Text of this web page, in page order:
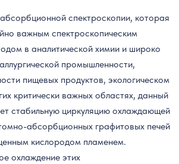
спектроскопии, которая
важным спектроскопическим
в аналитической химии и широко
промышленности,
пищевых продуктов, экологическом
критически важных областях, данный
стабильную циркуляцию охлаждающей
абсорбционных графитовых печей
кислородом пламенем.
охлаждение этих